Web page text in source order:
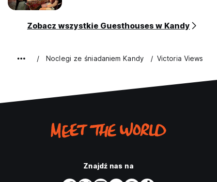
Zobacz wszystkie Guesthouses w Kandy
Noclegi ze śniadaniem Kandy Victoria Views
Znajdź nas na